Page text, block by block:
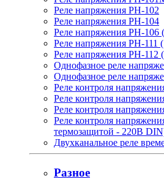
Реле напряжения РН-102
Реле напряжения РН-104
Реле напряжения РН-
Реле напряжения РН-111
Реле напряжения РН-112
Однофазное реле
Однофазное реле
Реле контроля
Реле контроля
Реле контроля
Реле контроля
термозащитой - 220В
Двухканальное реле
Разное